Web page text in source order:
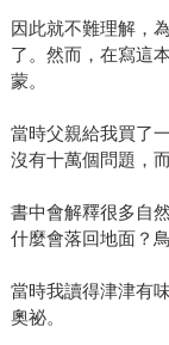
因此就不難理解，
了。然而，在寫這
蒙。
當時父親給我買了
沒有十萬個問題，
書中會解釋很多自
什麼會落回地面？
當時我讀得津津有
奧祕。